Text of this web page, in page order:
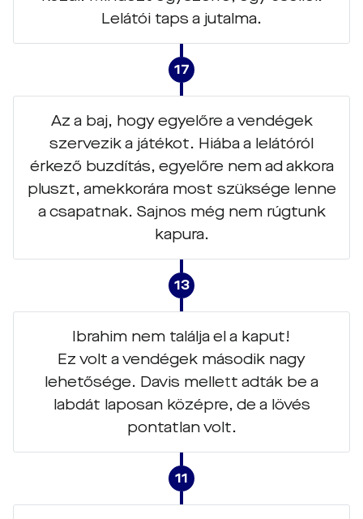
Lelátói taps a jutalma.
17
Az a baj, hogy egyelőre a vendégek
szervezik a játékot. Hiába a lelátóról
érkező buzdítás, egyelőre nem ad akkora
pluszt, amekkorára most szüksége lenne
a csapatnak. Sajnos még nem rúgtunk
kapura.
13
Ibrahim nem találja el a kaput!
Ez volt a vendégek második nagy
lehetősége. Davis mellett adták be a
labdát laposan középre, de a lövés
pontatlan volt.
11